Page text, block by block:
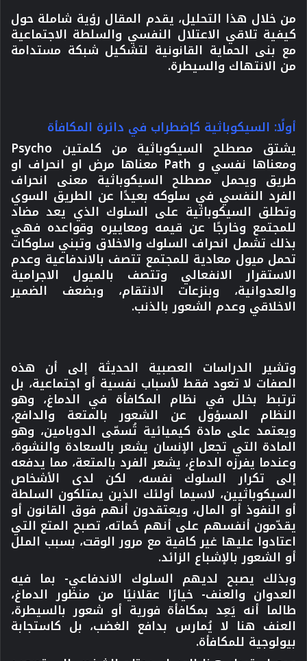
من خلال هذا التحليل، يقدم المقال رؤية شاملة حول
كيفية تلاقي الاعتلال النفسي والسلطة الاجتماعية
مع بنى الحماية القانونية لتشكيل شبكة مستدامة
من الانتهاك والسيطرة.
أولًا: السيكوباثية كإضطراب في دائرة المكافأة
يشتق مصطلح السيكوباثية من كلمتين Psycho
ومعناها نفسي و Path معناها مرض او انحراف او
طريق ويحمل مصطلح السيكوباثية معنى انحراف
الفرد النفسي في سلوكه بعيدًا عن الطريق السوي
وتطلق السيكوباثية على السلوك الذي يعد مضاد
للمجتمع وخارجًا عن قيمه ومعاييره وقواعده فهي
بذلك تشمل انحراف السلوك والاخلاق وتبني سلوكات
تحمل ميول معادية للمجتمع تتصف بالاندفاعية وعدم
الاستقرار الانفعالي وتتصف بالميول الاجرامية
والعدوانية، وبنزعات الانتقام، وبضعف الضمير
الاخلاقي وعدم الشعور بالذنب.
وتشير الدراسات العصبية الحديثة إلى أن هذه
الصفات لا تعود فقط لأسباب نفسية أو اجتماعية، بل
ترتبط بخلل في نظام المكافأة في الدماغ، وهو
النظام المسؤول عن الشعور بالمتعة والدافع،
ويعتمد على مادة كيميائية تُسمّى الدوبامين، وهو
المادة التي تجعل الإنسان يشعر بالسعادة والنشوة،
وعندما يفرزه الدماغ، يشعر الفرد بالمتعة، مما يدفعه
إلى تكرار السلوك نفسه، لكن لدى الأشخاص
السيكوباثيين، لاسيما أولئك الذين يمتلكون السلطة
أو النفوذ أو المال، ويعتقدون أنهم فوق القانون أو
يقدّمون أنفسهم على أنهم حُماته، تصبح المتع التي
اعتادوا عليها غير كافية مع مرور الوقت، بسبب الملل
أو الشعور بالإشباع الزائد.
وبذلك يصبح لديهم السلوك الاندفاعي- بما فيه
العدوان والعنف- خيارًا عقلانيًا من منظور الدماغ،
طالما أنه يَعِد بمكافأة فورية أو شعور بالسيطرة،
العنف هنا لا يُمارس بدافع الغضب، بل كاستجابة
بيولوجية للمكافأة.